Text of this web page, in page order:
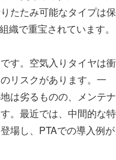
たたみ可能なタイプは保
織で重宝されています。
す。空気入りタイヤは衝
リスクがあります。一
は劣るものの、メンテナ
。最近では、中間的な特
場し、PTAでの導入例が